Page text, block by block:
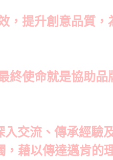
，提升創意品質
終使命就是協助品
交流、傳承經驗
藉以傳達邁肯的